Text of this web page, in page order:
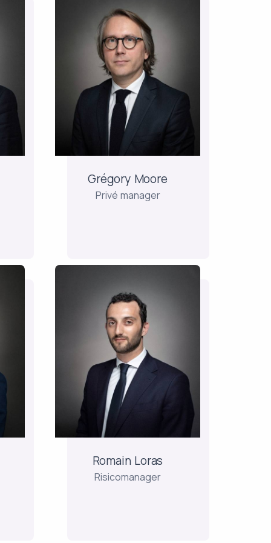
Grégory Moore
Privé manager
Grégory Moore
Privé manager
Na tien jaar bij Montségur
Finance staat hij nu in voor
het beheer en de
ontwikkeling van de
effectenrekeningen, de
aandelenspaarplannen en
levensverzekeringsmandaten
naar Frans en Luxemburgs
Romain Loras
Risicomanager
Romain Loras
Risicomanager
Na verschillende
professionele ervaringen
bij Amundi als Risk
Manager en Hedge Fund
Analyst bij Monaco Asset
Management, vervoegde
team bij Keren Finance. Hij
is statisticus,...